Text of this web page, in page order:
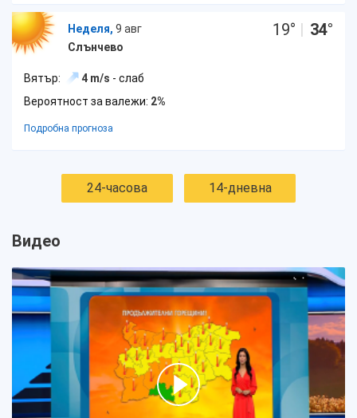
Неделя, 9 авг
Слънчево
19° | 34°
Вятър: 4 m/s - слаб
Вероятност за валежи: 2%
Подробна прогноза
24-часова 14-дневна
Видео